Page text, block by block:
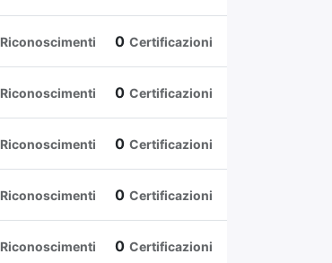
Riconoscimenti 0 Certificazioni
Riconoscimenti 0 Certificazioni
Riconoscimenti 0 Certificazioni
Riconoscimenti 0 Certificazioni
Riconoscimenti 0 Certificazioni